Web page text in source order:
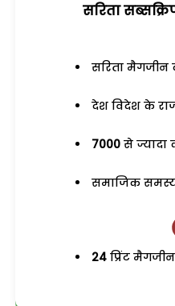
सरिता
सरिता मैगजीन
देश विदेश के
7000 से ज्यादा
समाजिक
24 प्रिंट मैगजीन